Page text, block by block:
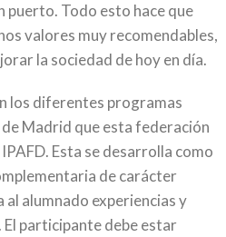
puerto. Todo esto hace que
valores muy recomendables,
la sociedad de hoy en día.
los diferentes programas
Madrid que esta federación
Esta se desarrolla como
de carácter
alumnado experiencias y
participante debe estar